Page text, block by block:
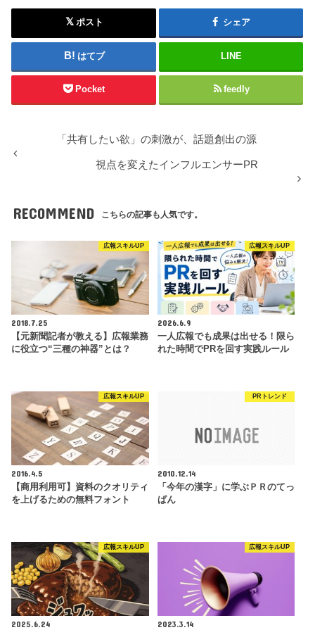
ポスト シェア
はてブ LINE
Pocket feedly
「共有したい欲」の刺激が、話題創出の源
視点を変えたインフルエンサーPR
RECOMMEND こちらの記事も人気です。
広報スキルUP
2018.7.25
【元新聞記者が教える】広報業務
に役立つ“三種の神器”とは？
広報スキルUP
2026.6.9
一人広報でも成果は出せる！限ら
れた時間でPRを回す実践ルール
広報スキルUP
2016.4.5
【商用利用可】資料のクオリティ
を上げるための無料フォント
PRトレンド
2010.12.14
「今年の漢字」に学ぶＰＲのてっ
ぱん
広報スキルUP
2025.6.24
広報スキルUP
2023.3.14